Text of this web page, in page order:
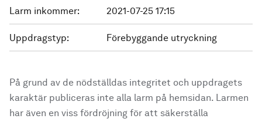
Larm inkommer: 2021-07-25 17:15
Uppdragstyp: Förebyggande utryckning
På grund av de nödställdas integritet och uppdragets
karaktär publiceras inte alla larm på hemsidan. Larmen
har även en viss fördröjning för att säkerställa